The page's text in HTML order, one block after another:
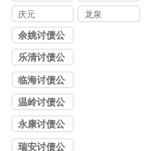
司
庆元 龙泉
余姚讨债公
司
乐清讨债公
司
临海讨债公
司
温岭讨债公
司
永康讨债公
司
瑞安讨债公